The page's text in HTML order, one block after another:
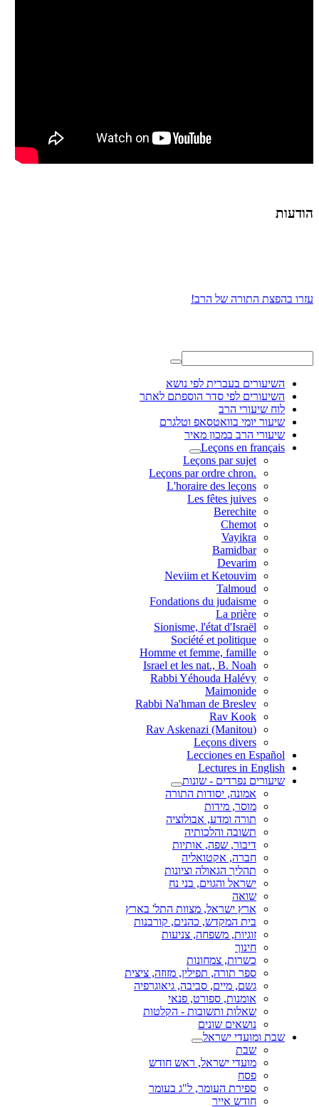
הודעות
עזרו בהפצת התורה של הרב!
השיעורים בעברית לפי נושא
השיעורים לפי סדר הוספתם לאתר
לוח שיעורי הרב
שיעור יומי בוואטסאפ וטלגרם
שיעורי הרב במכון מאיר
Leçons en français
Leçons par sujet
.Leçons par ordre chron
L'horaire des leçons
Les fêtes juives
Berechite
Chemot
Vayikra
Bamidbar
Devarim
Neviim et Ketouvim
Talmoud
Fondations du judaisme
La prière
Sionisme, l'état d'Israël
Société et politique
Homme et femme, famille
Israel et les nat., B. Noah
Rabbi Yéhouda Halévy
Maimonide
Rabbi Na'hman de Breslev
Rav Kook
(Rav Askenazi (Manitou
Leçons divers
Lecciones en Español
Lectures in English
שיעורים נפרדים - שונות
אמונה, יסודות התורה
מוסר, מידות
תורה ומדע, אבולוציה
תשובה והלכותיה
דיבור, שפה, אותיות
חברה, אקטואליה
תהליך הגאולה וציונות
ישראל והגוים, בני נח
שואה
ארץ ישראל, מצוות התל' בארץ
בית המקדש, כהנים, קורבנות
זוגיות, משפחה, צניעות
חינוך
כשרות, צמחונות
ספר תורה, תפילין, מזוזה, ציצית
גשם, מיים, סביבה, גיאוגרפיה
אומנות, ספורט, פנאי
שאלות ותשובות - הקלטות
נושאים שונים
שבת ומועדי ישראל
שבת
מועדי ישראל, ראש חודש
פסח
ספירת העומר, ל"ג בעומר
חודש אייר